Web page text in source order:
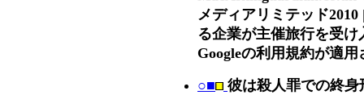
メディアリミテッド
る企業が主催旅行を受
Googleの利用規約が適
○■ 彼は殺人罪での終